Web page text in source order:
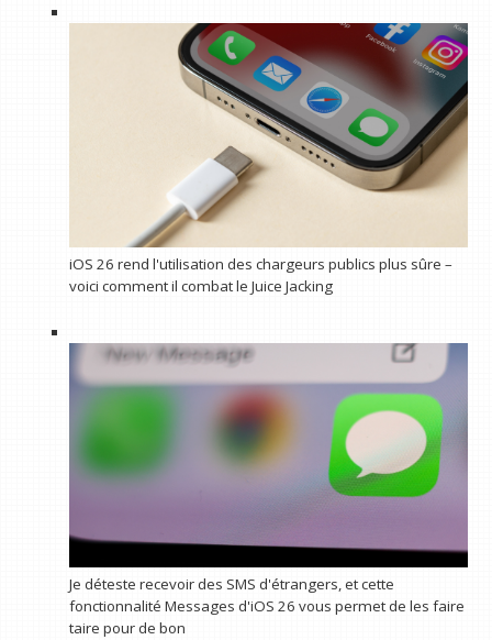
iOS 26 rend l'utilisation des chargeurs publics plus sûre –
voici comment il combat le Juice Jacking
Je déteste recevoir des SMS d'étrangers, et cette
fonctionnalité Messages d'iOS 26 vous permet de les faire
taire pour de bon